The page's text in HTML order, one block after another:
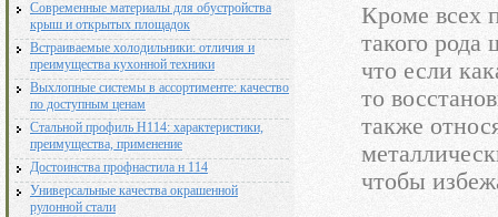
Современные материалы для обустройства
крыш и открытых площадок
Встраиваемые холодильники: отличия и
преимущества кухонной техники
Выхлопные системы в ассортименте: качество
по доступным ценам
Стальной профиль Н114: характеристики,
преимущества, применение
Достоинства профнастила н 114
Универсальные качества окрашенной
рулонной стали
Кроме всех
такого рода
что если
то
также
чтобы